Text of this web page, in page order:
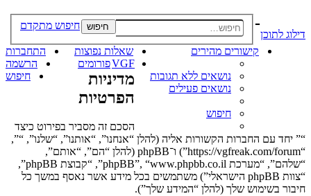
דילוג לתוכן
חיפוש חיפוש מתקדם
קישורים מהירים
נושאים ללא תגובות
נושאים פעילים
חיפוש
שאלות נפוצות
התחברות
הרשמה
VGFפורומים
חיפוש
-
מדיניות
הפרטיות
הסכם זה מסביר בפירוט כיצד
“” יחד עם החברות הקשורות אליה (להלן “אנחנו”, “אותנו”, “שלנו”, “”,
“https://vgfreak.com/forum”) ו־phpBB (להלן “הם”, “אותם”,
“שלהם”, “מערכת phpBB”, “www.phpbb.co.il”, “קבוצת phpBB”,
“צוות phpBB הישראלי”) משתמשים בכל מידע אשר נאסף במשך כל
חיבור בשימוש שלך (להלן “המידע שלך”).